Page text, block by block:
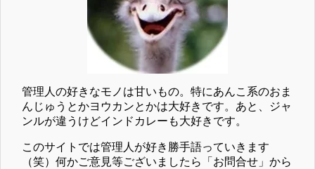
管理人の好きなモノは甘いもの。特にあんこ系のおま
んじゅうとかヨウカンとかは大好きです。あと、ジャ
ンルが違うけどインドカレーも大好きです。
このサイトでは管理人が好き勝手語っていきます
（笑）何かご意見等ございましたら「お問合せ」から